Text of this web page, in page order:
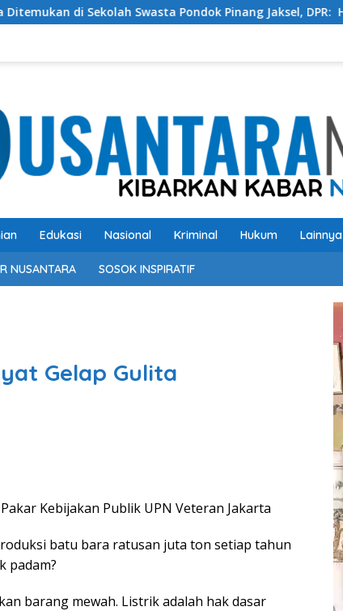
Pondok Pinang Jaksel, DPR: Harus Diusut Tuntas
Edukasi Nasional Kriminal Hukum Lainnya
NUSANTARA SOSOK INSPIRATIF
Gelap Gulita
Kebijakan Publik UPN Veteran Jakarta
batu bara ratusan juta ton setiap tahun
padam?
barang mewah. Listrik adalah hak dasar